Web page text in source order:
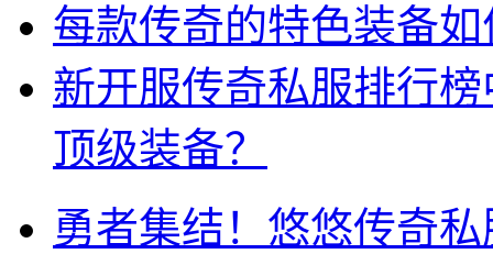
每款传奇的特色装备
新开服传奇私服排行
顶级装备？
勇者集结！悠悠传奇